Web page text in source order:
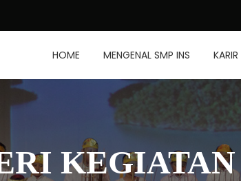
HOME MENGENAL SMP INS KARIR
KEGIATAN